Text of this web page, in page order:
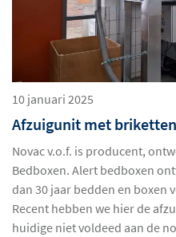
10 januari 2025
Afzuigunit met
Novac v.o.f. is producent,
Bedboxen. Alert bedboxen
dan 30 jaar bedden en boxen
Recent hebben we hier de
huidige niet voldeed aan de